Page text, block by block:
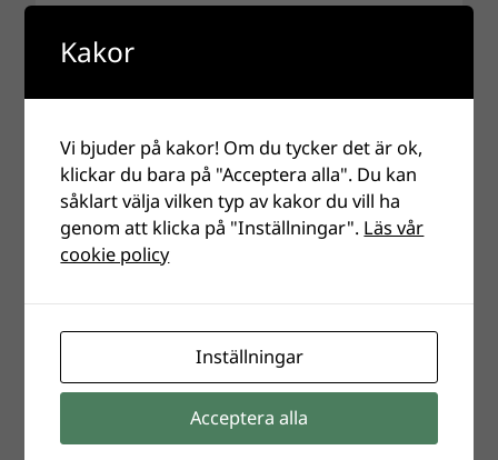
Kakor
Vi bjuder på kakor! Om du tycker det är ok,
klickar du bara på "Acceptera alla". Du kan
såklart välja vilken typ av kakor du vill ha
genom att klicka på "Inställningar". Läs vår
cookie policy
Inställningar
Acceptera alla